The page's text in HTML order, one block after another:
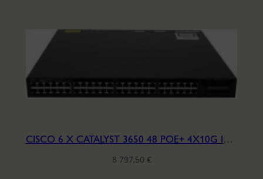
CISCO 6 X CATALYST 3650 48 POE+ 4X10G IPBASE LIC.
8 797,50 €